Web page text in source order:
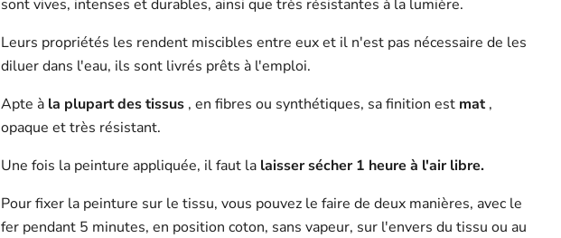
sont vives, intenses et durables, ainsi que très résistantes à la lumière.
Leurs propriétés les rendent miscibles entre eux et il n'est pas nécessaire de les
diluer dans l'eau, ils sont livrés prêts à l'emploi.
Apte à la plupart des tissus, en fibres ou synthétiques, sa finition est mat,
opaque et très résistant.
Une fois la peinture appliquée, il faut la laisser sécher 1 heure à l'air libre.
Pour fixer la peinture sur le tissu, vous pouvez le faire de deux manières, avec le
fer pendant 5 minutes, en position coton, sans vapeur, sur l'envers du tissu ou au